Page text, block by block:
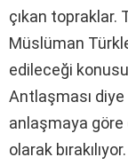
çıkan topraklar.
Müslüman
edileceği
Antlaşması diye
anlaşmaya
olarak